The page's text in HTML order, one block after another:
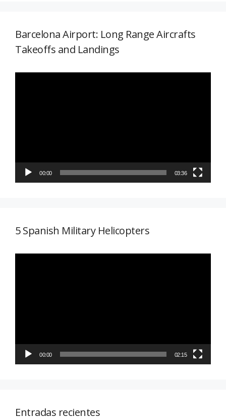
Barcelona Airport: Long Range Aircrafts
Takeoffs and Landings
00:00 03:36
5 Spanish Military Helicopters
00:00 02:15
Entradas recientes